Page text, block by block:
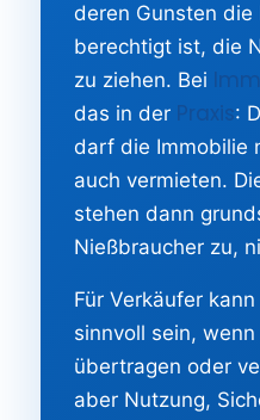
deren Gunsten
berechtigt ist, die
zu ziehen. Bei
das in der Praxis:
darf die Immobilie
auch vermieten.
stehen dann
Nießbraucher zu,
Für Verkäufer
sinnvoll sein, wenn
übertragen oder
aber Nutzung,